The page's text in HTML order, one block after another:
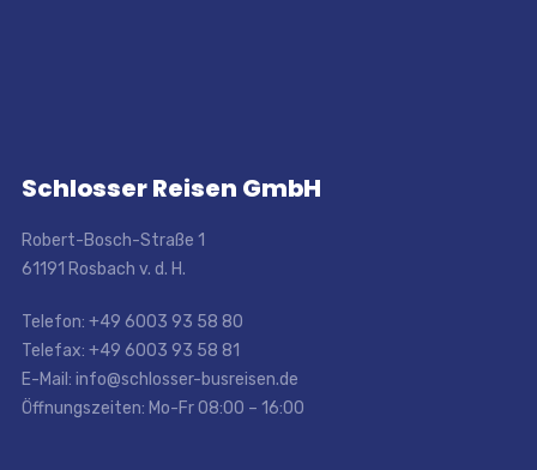
Schlosser Reisen GmbH
Robert-Bosch-Straße 1
61191 Rosbach v. d. H.
Telefon: +49 6003 93 58 80
Telefax: +49 6003 93 58 81
E-Mail: info@schlosser-busreisen.de
Öffnungszeiten: Mo-Fr 08:00 – 16:00